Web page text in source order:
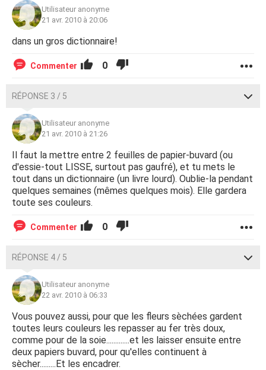
Utilisateur anonyme
21 avr. 2010 à 20:06
dans un gros dictionnaire!
Commenter 0
RÉPONSE 3 / 5
Utilisateur anonyme
21 avr. 2010 à 21:26
Il faut la mettre entre 2 feuilles de papier-buvard (ou
d'essie-tout LISSE, surtout pas gaufré), et tu mets le
tout dans un dictionnaire (un livre lourd). Oublie-la pendant
quelques semaines (mêmes quelques mois). Elle gardera
toute ses couleurs.
Commenter 0
RÉPONSE 4 / 5
Utilisateur anonyme
22 avr. 2010 à 06:33
Vous pouvez aussi, pour que les fleurs sèchées gardent
toutes leurs couleurs les repasser au fer très doux,
comme pour de la soie.............et les laisser ensuite entre
deux papiers buvard, pour qu'elles continuent à
sècher.........Et les encadrer.